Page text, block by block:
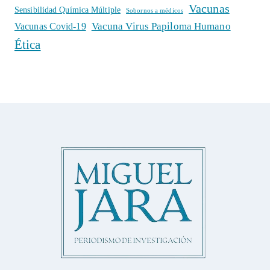
Sensibilidad Química Múltiple Sobornos a médicos Vacunas
Vacunas Covid-19 Vacuna Virus Papiloma Humano
Ética